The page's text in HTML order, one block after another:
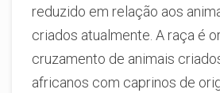
reduzido em relação aos
criados atualmente. A raça é
cruzamento de animais
africanos com caprinos de